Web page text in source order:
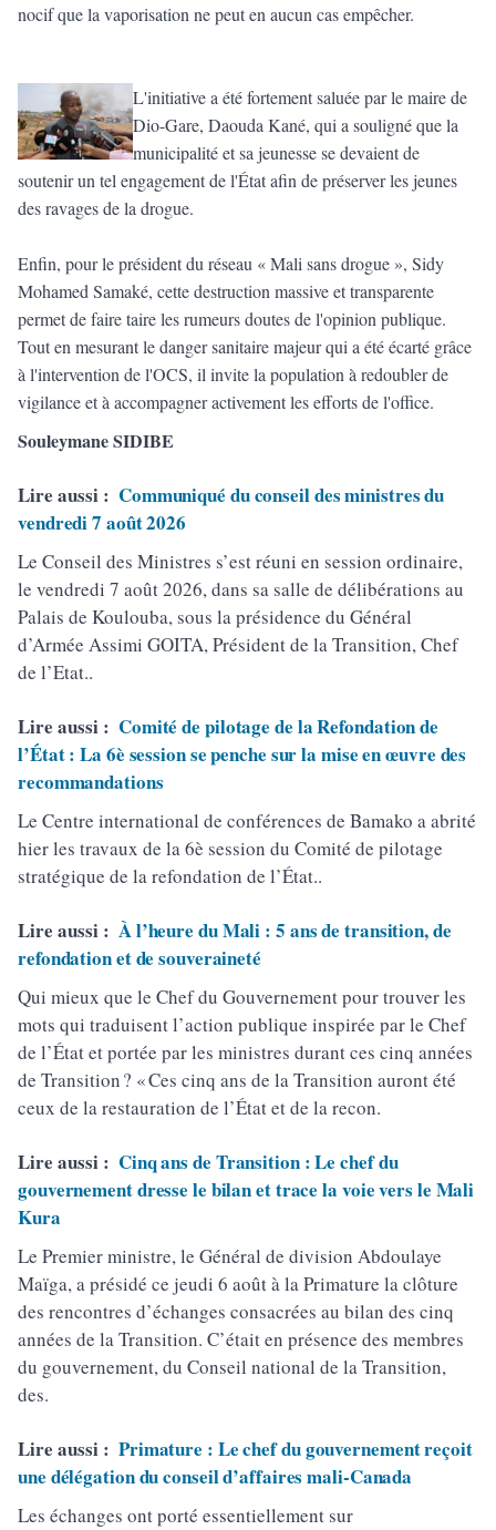
nocif que la vaporisation ne peut en aucun cas empêcher.
​L'initiative a été fortement saluée par le maire de
Dio-Gare, Daouda Kané, qui a souligné que la
municipalité et sa jeunesse se devaient de
soutenir un tel engagement de l'État afin de préserver les jeunes
des ravages de la drogue.
Enfin, pour le président du réseau « Mali sans drogue », Sidy
Mohamed Samaké, cette destruction massive et transparente
permet de faire taire les rumeurs doutes de l'opinion publique.
Tout en mesurant le danger sanitaire majeur qui a été écarté grâce
à l'intervention de l'OCS, il invite la population à redoubler de
vigilance et à accompagner activement les efforts de l'office.
Souleymane SIDIBE
Lire aussi : Communiqué du conseil des ministres du
vendredi 7 août 2026
Le Conseil des Ministres s’est réuni en session ordinaire,
le vendredi 7 août 2026, dans sa salle de délibérations au
Palais de Koulouba, sous la présidence du Général
d’Armée Assimi GOITA, Président de la Transition, Chef
de l’Etat..
Lire aussi : Comité de pilotage de la Refondation de
l’État : La 6è session se penche sur la mise en œuvre des
recommandations
Le Centre international de conférences de Bamako a abrité
hier les travaux de la 6è session du Comité de pilotage
stratégique de la refondation de l’État..
Lire aussi : À l’heure du Mali : 5 ans de transition, de
refondation et de souveraineté
Qui mieux que le Chef du Gouvernement pour trouver les
mots qui traduisent l’action publique inspirée par le Chef
de l’État et portée par les ministres durant ces cinq années
de Transition ? « Ces cinq ans de la Transition auront été
ceux de la restauration de l’État et de la recon.
Lire aussi : Cinq ans de Transition : Le chef du
gouvernement dresse le bilan et trace la voie vers le Mali
Kura
Le Premier ministre, le Général de division Abdoulaye
Maïga, a présidé ce jeudi 6 août à la Primature la clôture
des rencontres d’échanges consacrées au bilan des cinq
années de la Transition. C’était en présence des membres
du gouvernement, du Conseil national de la Transition,
des.
Lire aussi : Primature : Le chef du gouvernement reçoit
une délégation du conseil d’affaires mali-Canada
Les échanges ont porté essentiellement sur